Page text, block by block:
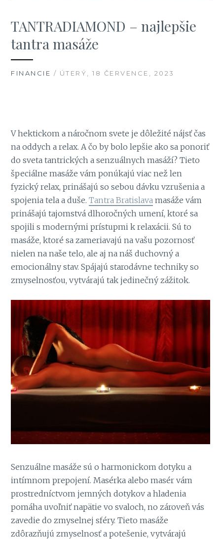
TANTRADIAMOND – najlepšie
tantra masáže
FINANCIE / ÚTERÝ, 18 ČERVENCE, 2023
V hektickom a náročnom svete je dôležité nájsť čas
na oddych a relax. A čo by bolo lepšie ako sa ponoriť
do sveta tantrických a senzuálnych masáží? Tieto
špeciálne masáže vám ponúkajú viac než len
fyzický relax, prinášajú so sebou dávku vzrušenia a
spojenia tela a duše.Tantra Bratislava masáže vám
prinášajú tajomstvá dlhoročných umení, ktoré sa
spojili s modernými prístupmi k relaxácii. Sú to
masáže, ktoré sa zameriavajú na vašu pozornosť
nielen na naše telo, ale aj na náš duchovný a
emocionálny stav. Spájajú starodávne techniky so
zmyselnosťou, vytvárajú tak jedinečný zážitok.
Senzuálne masáže sú o harmonickom dotyku a
intímnom prepojení. Masérka alebo masér vám
prostredníctvom jemných dotykov a hladenia
pomáha uvoľniť napätie vo svaloch, no zároveň vás
zavedie do zmyselnej sféry. Tieto masáže
zdôrazňujú zmyselnosť a potešenie, vytvárajú